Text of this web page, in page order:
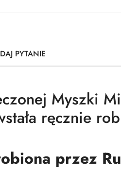
PYTANIE
Myszki
ręcznie
przez